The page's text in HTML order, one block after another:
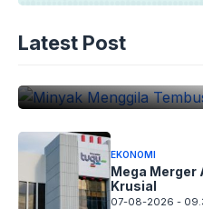
Latest Post
EKONOMI
Ada Apa
EKONOMI
Mega Merger
Krusial
07-08-2026 -